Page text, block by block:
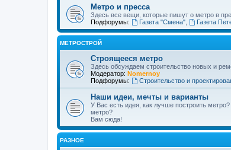
Метро и пресса
Здесь все вещи, которые пишут о метро в
Подфорумы:
Газета "Смена", Газета
МЕТРОСТРОЙ
Строящееся метро
Здесь обсуждаем строительство новых и
Модератор: Nomernoy
Подфорумы:
Строительство и
Наши идеи, мечты и варианты
У Вас есть идея, как лучше построить
метро?
Вам сюда!
РАЗНОЕ